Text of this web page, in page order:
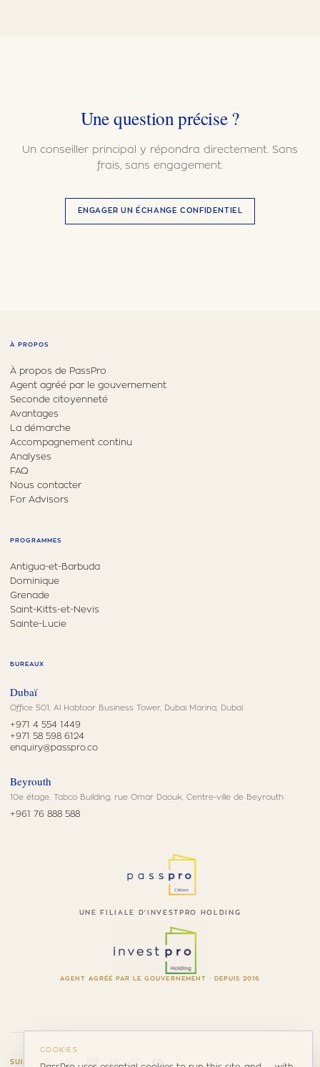
Une question précise ?
Un conseiller principal y répondra directement. Sans
frais, sans engagement.
ENGAGER UN ÉCHANGE CONFIDENTIEL
À PROPOS
À propos de PassPro
Agent agréé par le gouvernement
Seconde citoyenneté
Avantages
La démarche
Accompagnement continu
Analyses
FAQ
Nous contacter
For Advisors
PROGRAMMES
Antigua-et-Barbuda
Dominique
Grenade
Saint-Kitts-et-Nevis
Sainte-Lucie
BUREAUX
Dubaï
Office 501, Al Habtoor Business Tower, Dubai Marina, Dubaï
+971 4 554 1449
+971 58 598 6124
enquiry@passpro.co
Beyrouth
10e étage, Tabco Building, rue Omar Daouk, Centre-ville de Beyrouth
+961 76 888 588
UNE FILIALE D'INVESTPRO HOLDING
AGENT AGRÉÉ PAR LE GOUVERNEMENT · DEPUIS 2016
SUIVRE
COOKIES